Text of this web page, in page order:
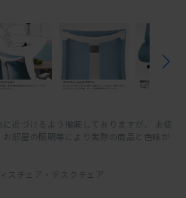
近づけるよう徹底しておりますが、 お使
部屋の照明等により実際の商品と色味が
スチェア・デスクチェア